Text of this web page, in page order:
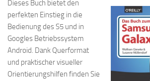
Dieses Buch bietet den
perfekten Einstieg in die
Bedienung des S5 und in
Googles Betriebssystem
Android. Dank Querformat
und praktischer visueller
Orientierungshilfen finden Sie